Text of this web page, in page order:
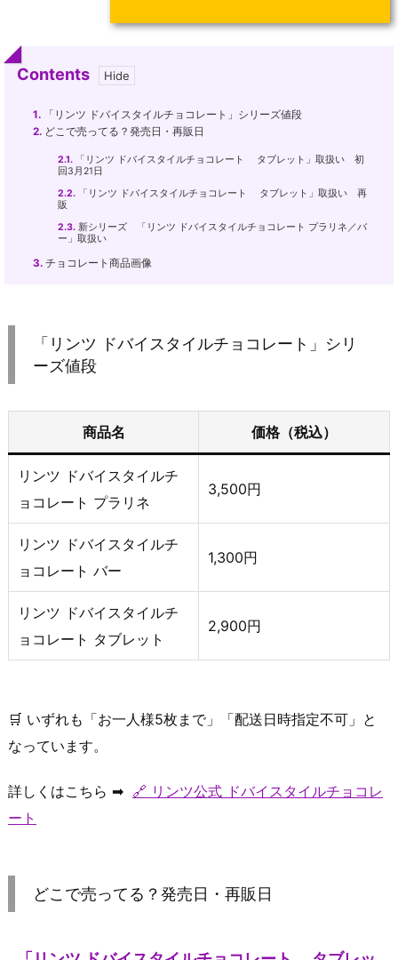
Contents
1. 「リンツ ドバイスタイルチョコレート」シリーズ値段
2. どこで売ってる？発売日・再販日
2.1. 「リンツ ドバイスタイルチョコレート タブレット」取扱い 初
回3月21日
2.2. 「リンツ ドバイスタイルチョコレート タブレット」取扱い 再
販
2.3. 新シリーズ 「リンツ ドバイスタイルチョコレート プラリネ／バ
ー」取扱い
3. チョコレート商品画像
「リンツ ドバイスタイルチョコレート」シリ
ーズ値段
商品名 価格（税込）
リンツ ドバイスタイルチ
ョコレート プラリネ
3,500円
リンツ ドバイスタイルチ
ョコレート バー
1,300円
リンツ ドバイスタイルチ
ョコレート タブレット
2,900円
🛒 いずれも「お一人様5枚まで」「配送日時指定不可」と
なっています。
詳しくはこちら ➡ 🔗 リンツ公式 ドバイスタイルチョコレ
ート
どこで売ってる？発売日・再販日